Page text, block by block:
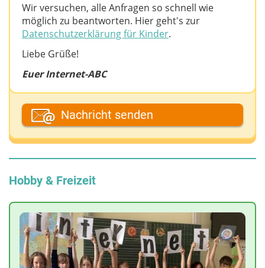
Wir versuchen, alle Anfragen so schnell wie
möglich zu beantworten. Hier geht's zur
Datenschutzerklärung für Kinder.
Liebe Grüße!
Euer Internet-ABC
Dein Vor- oder Spitzname
Deine E-Mail-Adresse (wenn du eine Antwort
Deine Nachricht
Nachricht senden
Hobby & Freizeit